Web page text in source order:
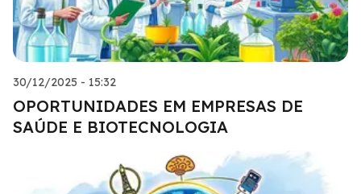
30/12/2025 - 15:32
OPORTUNIDADES EM EMPRESAS DE
SAÚDE E BIOTECNOLOGIA